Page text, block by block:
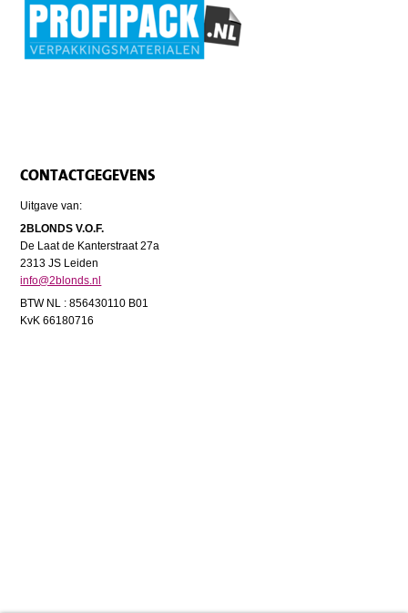
CONTACTGEGEVENS
Uitgave van:
2BLONDS V.O.F.
De Laat de Kanterstraat 27a
2313 JS Leiden
info@2blonds.nl
BTW NL : 856430110 B01
KvK 66180716